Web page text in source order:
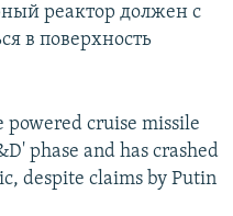
реактор должен с
в поверхность
powered cruise missile
phase and has crashed
despite claims by Putin